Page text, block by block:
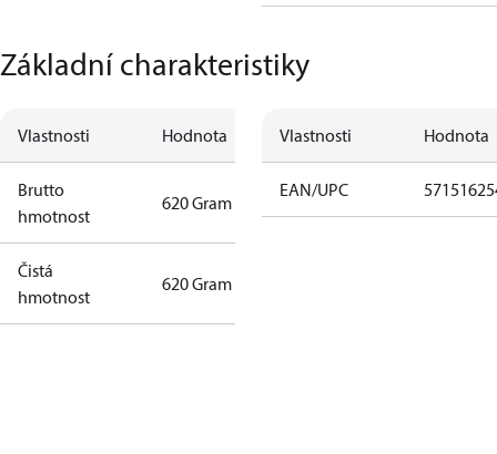
Základní charakteristiky
Vlastnosti Hodnota
Brutto
hmotnost
620 Gram
Čistá
hmotnost
620 Gram
Vlastnosti Hodnota
EAN/UPC